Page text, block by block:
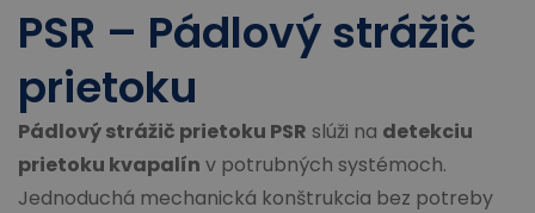
PSR – Pádlový strážič
prietoku
Pádlový strážič prietoku PSR slúži na detekciu
prietoku kvapalín v potrubných systémoch.
Jednoduchá mechanická konštrukcia bez potreby